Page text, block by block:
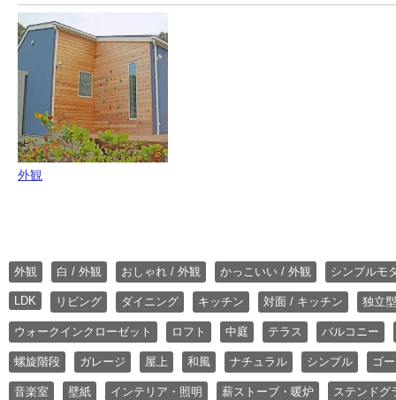
外観
外観 白 / 外観 おしゃれ / 外観 かっこいい / 外観 シンプルモ
LDK リビング ダイニング キッチン 対面 / キッチン 独立
ウォークインクローゼット ロフト 中庭 テラス バルコニー
螺旋階段 ガレージ 屋上 和風 ナチュラル シンプル ゴ
音楽室 壁紙 インテリア・照明 薪ストーブ・暖炉 ステンドグ